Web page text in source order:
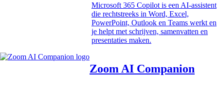
Microsoft 365 Copilot is een AI-assistent
die rechtstreeks in Word, Excel,
PowerPoint, Outlook en Teams werkt en
je helpt met schrijven, samenvatten en
presentaties maken.
Zoom AI Companion